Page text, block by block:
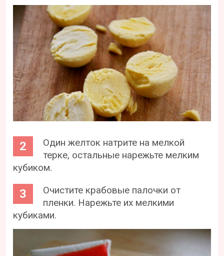
Один желток натрите на мелкой
терке, остальные нарежьте мелким
кубиком.
Очистите крабовые палочки от
пленки. Нарежьте их мелкими
кубиками.